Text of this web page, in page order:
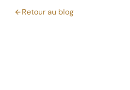
Retour au blog